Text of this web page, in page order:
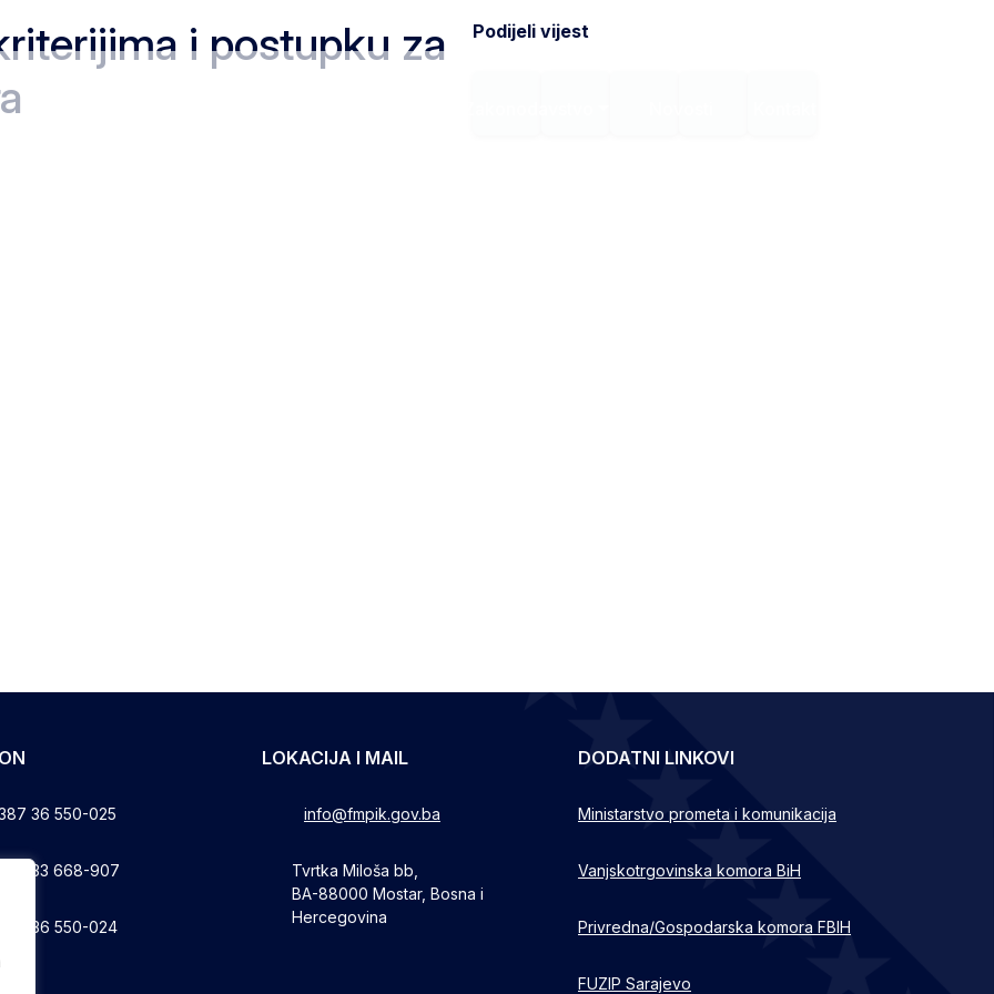
i postupku za
Podijeli vijest
36 550-025
33 668-907
36 550-024
LOKACIJA I MAIL
info@fmpik.gov.ba
Tvrtka Miloša bb,
BA-88000 Mostar, Bosna i
Hercegovina
DODATNI LINKOVI
Ministarstvo prometa i komunikacija
Vanjskotrgovinska komora BiH
Privredna/Gospodarska komora FBIH
FUZIP Sarajevo